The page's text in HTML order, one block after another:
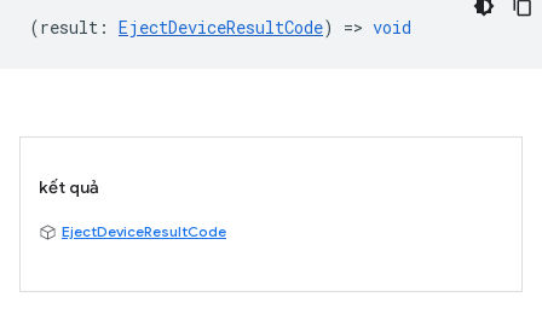
(result : EjectDeviceResultCode) => void
kết quả
EjectDeviceResultCode